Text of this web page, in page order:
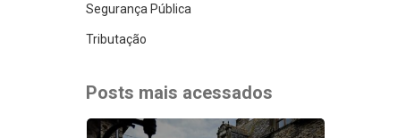
Segurança Pública
Tributação
Posts mais acessados